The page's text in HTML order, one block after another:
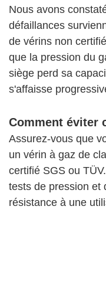
Nous avons
défaillances
de vérins non
que la pression du
siège perd sa
s'affaisse
Comment éviter
Assurez-vous que
un vérin à gaz de
certifié SGS ou
tests de pression et
résistance à une